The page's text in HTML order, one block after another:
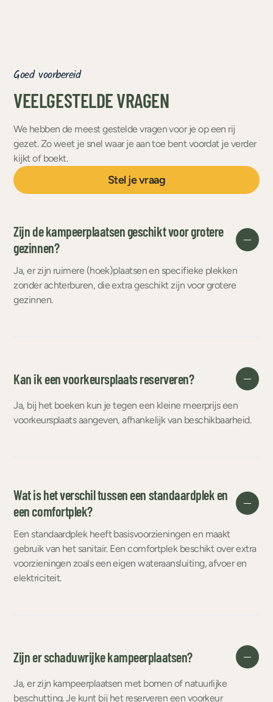
Goed voorbereid
VEELGESTELDE VRAGEN
We hebben de meest gestelde vragen voor je op een rij
gezet. Zo weet je snel waar je aan toe bent voordat je verder
kijkt of boekt.
Stel je vraag
Zijn de kampeerplaatsen geschikt voor grotere
gezinnen?
Ja, er zijn ruimere (hoek)plaatsen en specifieke plekken
zonder achterburen, die extra geschikt zijn voor grotere
gezinnen.
Kan ik een voorkeursplaats reserveren?
Ja, bij het boeken kun je tegen een kleine meerprijs een
voorkeursplaats aangeven, afhankelijk van beschikbaarheid.
Wat is het verschil tussen een standaardplek en
een comfortplek?
Een standaardplek heeft basisvoorzieningen en maakt
gebruik van het sanitair. Een comfortplek beschikt over extra
voorzieningen zoals een eigen wateraansluiting, afvoer en
elektriciteit.
Zijn er schaduwrijke kampeerplaatsen?
Ja, er zijn kampeerplaatsen met bomen of natuurlijke
beschutting. Je kunt bij het reserveren een voorkeur